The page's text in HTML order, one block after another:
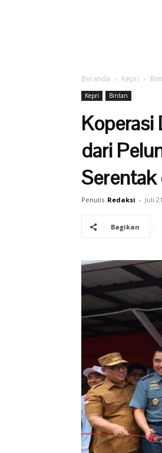
Beranda Kepri
Kepri Bintan
Koperasi
dari
Serentak
Penulis Redaksi - Juli
Bagikan